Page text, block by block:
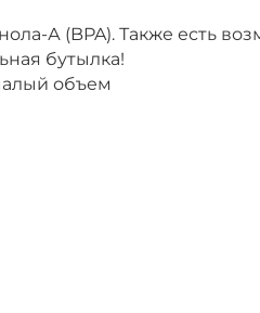
А (BPA). Также есть
бутылка!
объем